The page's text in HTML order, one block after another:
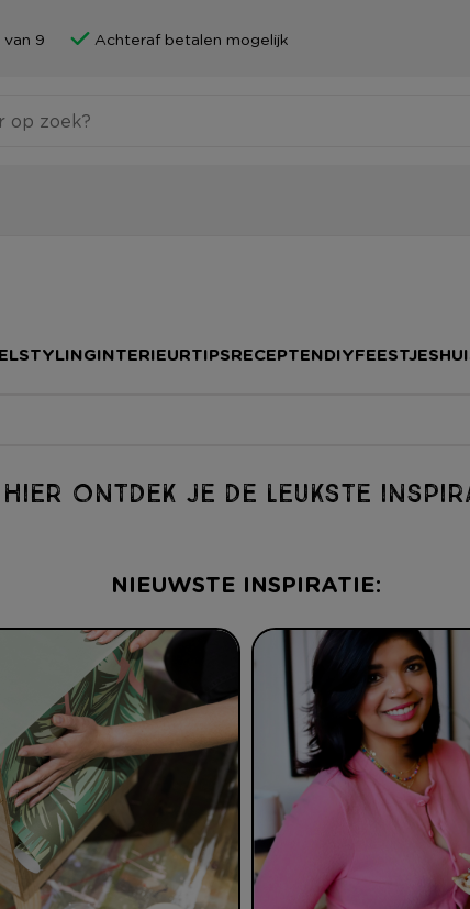
9 Achteraf betalen mogelijk
INTERIEURTIPSRECEPTENDIYFEESTJES
ONTDEK JE DE LEUKSTE
NIEUWSTE INSPIRATIE: